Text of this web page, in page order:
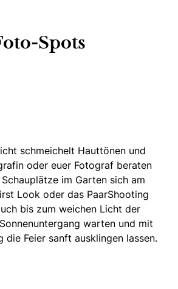
Spots
schmeichelt Hauttönen und
oder euer Fotograf beraten
im Garten sich am
Look oder das PaarShooting
bis zum weichen Licht der
warten und mit
die Feier sanft ausklingen lassen.